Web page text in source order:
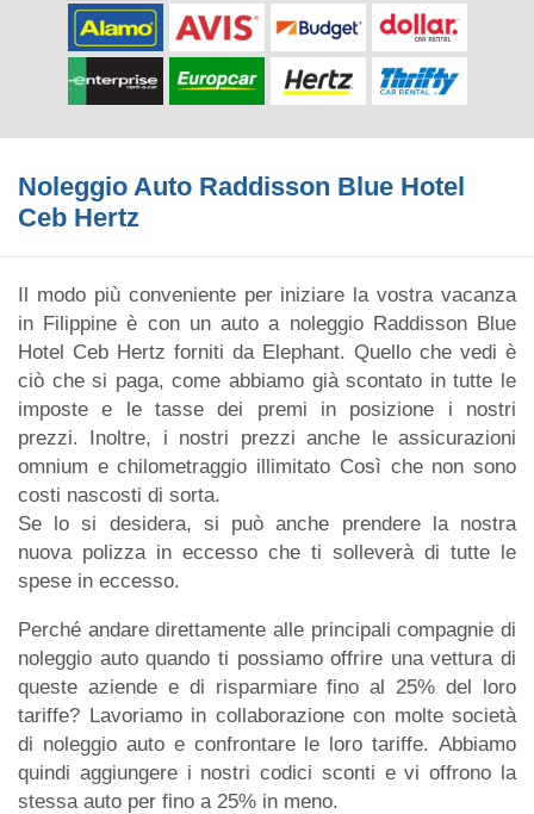
Noleggio Auto Raddisson Blue Hotel
Ceb Hertz
Il modo più conveniente per iniziare la vostra vacanza
in Filippine è con un auto a noleggio Raddisson Blue
Hotel Ceb Hertz forniti da Elephant. Quello che vedi è
ciò che si paga, come abbiamo già scontato in tutte le
imposte e le tasse dei premi in posizione i nostri
prezzi. Inoltre, i nostri prezzi anche le assicurazioni
omnium e chilometraggio illimitato Così che non sono
costi nascosti di sorta.
Se lo si desidera, si può anche prendere la nostra
nuova polizza in eccesso che ti solleverà di tutte le
spese in eccesso.
Perché andare direttamente alle principali compagnie di
noleggio auto quando ti possiamo offrire una vettura di
queste aziende e di risparmiare fino al 25% del loro
tariffe? Lavoriamo in collaborazione con molte società
di noleggio auto e confrontare le loro tariffe. Abbiamo
quindi aggiungere i nostri codici sconti e vi offrono la
stessa auto per fino a 25% in meno.